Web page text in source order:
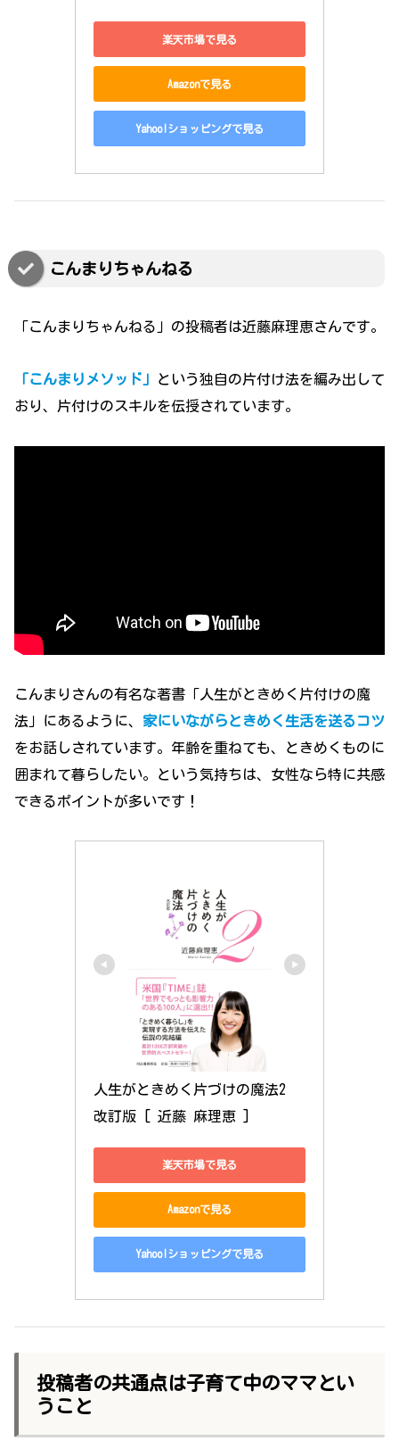
楽天市場で見る
Amazonで見る
Yahoo!ショッピングで見る
こんまりちゃんねる
「こんまりちゃんねる」の投稿者は近藤麻理恵さんです。
「こんまりメソッド」
という独自の片付け法を編み出して
おり、片付けのスキルを伝授されています。
こんまりさんの有名な著書「人生がときめく片付けの魔
法」にあるように、 家にいながらときめく生活を送るコツ
をお話しされています。年齢を重ねても、ときめくものに
囲まれて暮らしたい。という気持ちは、女性なら特に共感
できるポイントが多いです！
人生がときめく片づけの魔法2
改訂版 [ 近藤 麻理恵 ]
楽天市場で見る
Amazonで見る
Yahoo!ショッピングで見る
投稿者の共通点は子育て中のママとい
うこと